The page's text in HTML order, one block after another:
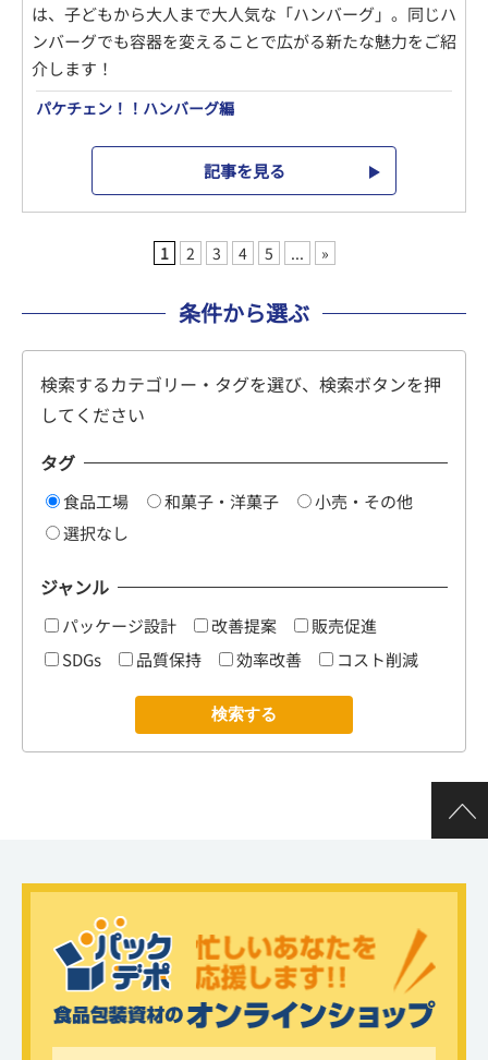
は、子どもから大人まで大人気な「ハンバーグ」。同じハ
ンバーグでも容器を変えることで広がる新たな魅力をご紹
介します！
パケチェン！！ハンバーグ編
記事を見る
1 2 3 4 5 ... »
条件から選ぶ
検索するカテゴリー・タグを選び、検索ボタンを押
してください
タグ
食品工場 和菓子・洋菓子
小売・その他
選択なし
ジャンル
パッケージ設計 改善提案
販売促進
SDGs
品質保持 効率改善 コスト削減